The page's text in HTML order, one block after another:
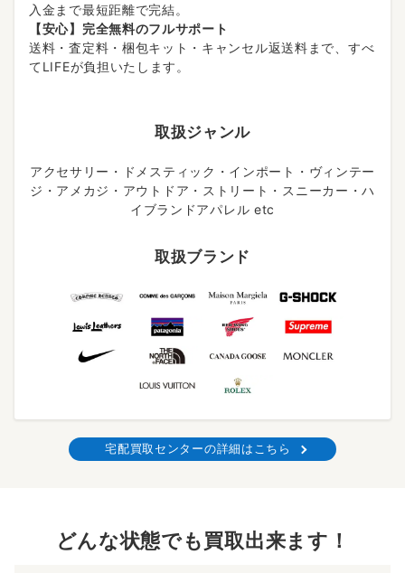
入金まで最短距離で完結。
【安心】完全無料のフルサポート
送料・査定料・梱包キット・キャンセル返送料まで、すべ
てLIFEが負担いたします。
取扱ジャンル
アクセサリー・ドメスティック・インポート・ヴィンテー
ジ・アメカジ・アウトドア・ストリート・スニーカー・ハ
イブランドアパレル etc
取扱ブランド
宅配買取センターの詳細はこちら
どんな状態でも買取出来ます！